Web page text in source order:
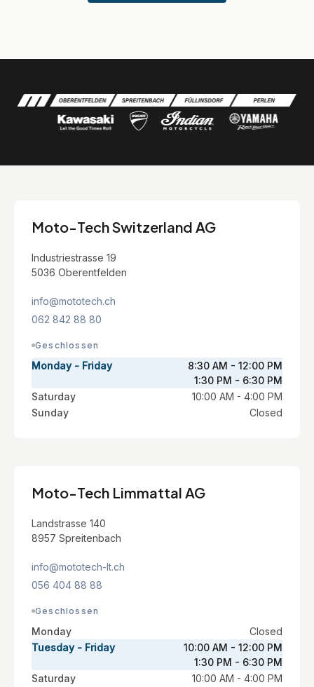
Moto-Tech Switzerland AG
Industriestrasse 19
5036 Oberentfelden
info@mototech.ch
062 842 88 80
Geschlossen
Monday - Friday
8:30 AM - 12:00 PM
1:30 PM - 6:30 PM
Saturday
10:00 AM - 4:00 PM
Sunday
Closed
Moto-Tech Limmattal AG
Landstrasse 140
8957 Spreitenbach
info@mototech-lt.ch
056 404 88 88
Geschlossen
Monday
Closed
Tuesday - Friday
10:00 AM - 12:00 PM
1:30 PM - 6:30 PM
Saturday
10:00 AM - 4:00 PM